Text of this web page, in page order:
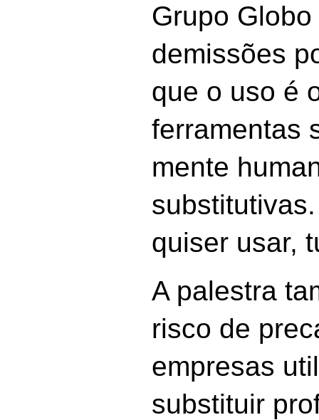
Grupo
demissões
que o uso é
ferramentas
mente
quiser usar,
A palestra
risco de
empresas
substituir